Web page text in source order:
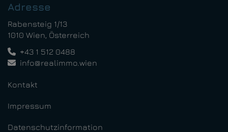
Adresse
Rabensteig 1/13
1010 Wien, Österreich
+43 1 512 0488
info@realimmo.wien
Kontakt
Impressum
Datenschutzinformation